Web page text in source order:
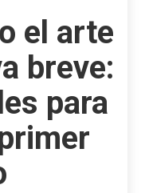
el arte
breve:
para